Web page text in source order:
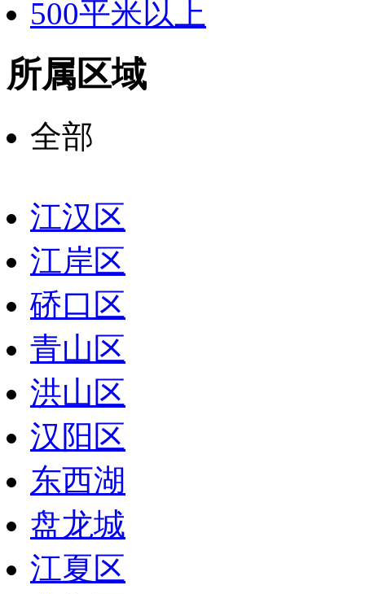
500平米以上
所属区域
全部
江汉区
江岸区
硚口区
青山区
洪山区
汉阳区
东西湖
盘龙城
江夏区